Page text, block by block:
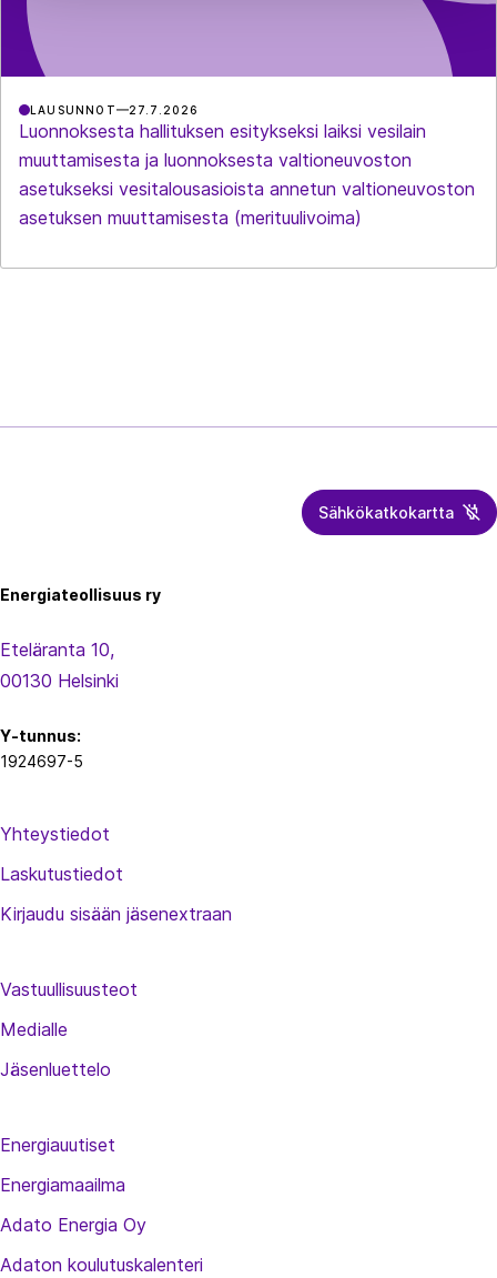
LAUSUNNOT 27.7.2026
Luonnoksesta hallituksen esitykseksi laiksi vesilain
muuttamisesta ja luonnoksesta valtioneuvoston
asetukseksi vesitalousasioista annetun valtioneuvoston
asetuksen muuttamisesta (merituulivoima)
Sähkökatkokartta
Energiateollisuus ry
Eteläranta 10,
00130 Helsinki
Y-tunnus:
1924697-5
Yhteystiedot
Laskutustiedot
Kirjaudu sisään jäsenextraan
Vastuullisuusteot
Medialle
Jäsenluettelo
Energiauutiset
Energiamaailma
Adato Energia Oy
Adaton koulutuskalenteri